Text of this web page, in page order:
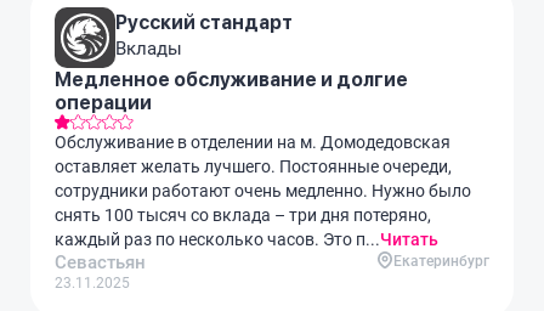
Русский стандарт
Вклады
Медленное обслуживание и долгие
операции
Обслуживание в отделении на м. Домодедовская
оставляет желать лучшего. Постоянные очереди,
сотрудники работают очень медленно. Нужно было
снять 100 тысяч со вклада – три дня потеряно,
каждый раз по несколько часов. Это п...Читать
Севастьян
23.11.2025
Екатеринбург